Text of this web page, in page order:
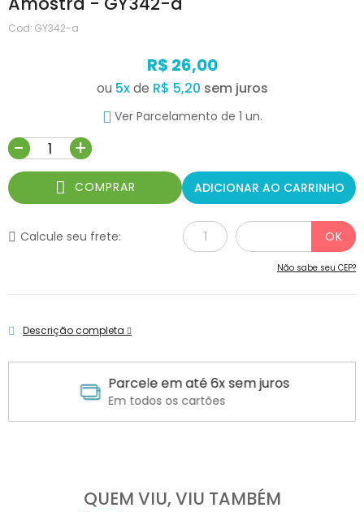
Cod: GY342-a
R$ 26,00
ou 5xde R$ 5,20
Ver Parcelamento de 1 un.
- +
COMPRAR ADICIONAR AO CARRINHO
Calcule seu frete:
Não sabe seu CEP?
Descrição completa
Parcele em até 6x sem juros
Em todos os cartões
QUEM VIU, VIU TAMBÉM